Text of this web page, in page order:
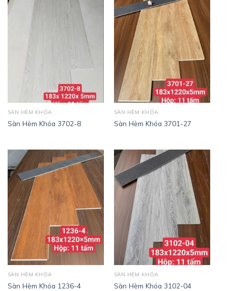
SÀN HÈM KHÓA
Sàn Hèm Khóa 3702-8
SÀN HÈM KHÓA
Sàn Hèm Khóa 3701-27
SÀN HÈM KHÓA
Sàn Hèm Khóa 1236-4
SÀN HÈM KHÓA
Sàn Hèm Khóa 3102-04